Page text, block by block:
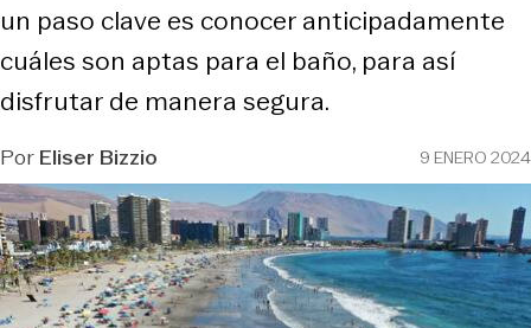
un paso clave es conocer anticipadamente
cuáles son aptas para el baño, para así
disfrutar de manera segura.
PorEliser Bizzio 9 ENERO 2024